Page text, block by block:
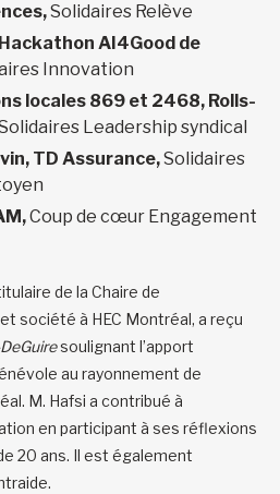
Solidaires Relève
AI4Good de
Innovation
locales 869 et 2468, Rolls-
Leadership syndical
TD Assurance,Solidaires
Coup de cœur Engagement
de la Chaire de
société à HEC Montréal, a reçu
soulignant l’apport
au rayonnement de
M. Hafsi a contribué à
en participant à ses réflexions
20 ans. Il est également